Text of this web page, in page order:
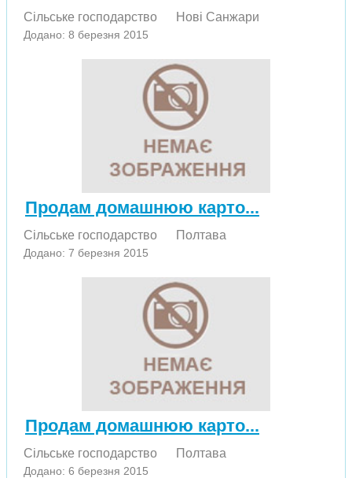
Сільське господарство Нові Санжари
Додано: 8 березня 2015
Продам домашнюю карто...
Сільське господарство Полтава
Додано: 7 березня 2015
Продам домашнюю карто...
Сільське господарство Полтава
Додано: 6 березня 2015